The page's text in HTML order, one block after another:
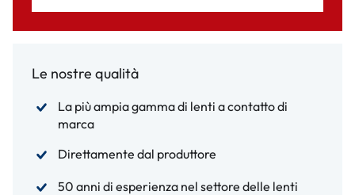
Le nostre qualità
La più ampia gamma di lenti a contatto di
marca
Direttamente dal produttore
50 anni di esperienza nel settore delle lenti